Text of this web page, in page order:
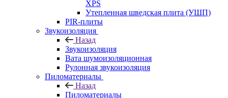
XPS
Утепленная шведская плита (УШП)
PIR-плиты
Звукоизоляция
Назад
Звукоизоляция
Вата шумоизоляционная
Рулонная звукоизоляция
Пиломатериалы
Назад
Пиломатериалы